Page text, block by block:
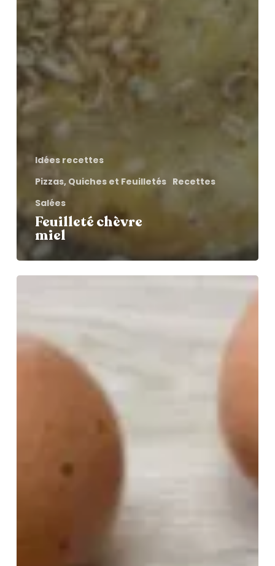
Idées recettes
Pizzas, Quiches et Feuilletés Recettes
Salées
Feuilleté chèvre
miel